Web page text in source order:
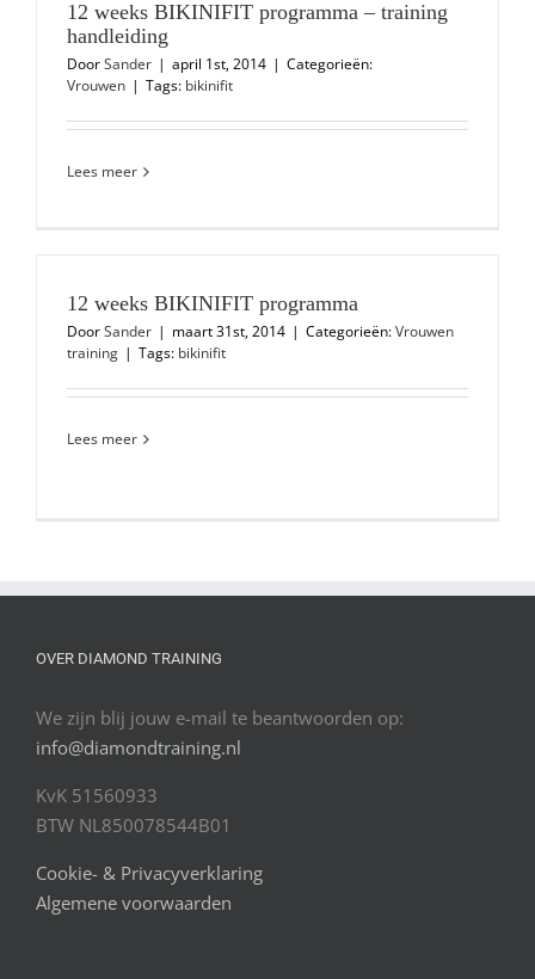
12 weeks BIKINIFIT programma – training
handleiding
DoorSander | april 1st, 2014 | Categorieën:
Vrouwen | Tags: bikinifit
Lees meer
12 weeks BIKINIFIT programma
DoorSander | maart 31st, 2014 | Categorieën:Vrouwen
training | Tags: bikinifit
Lees meer
OVER DIAMOND TRAINING
We zijn blij jouw e-mail te beantwoorden op:
info@diamondtraining.nl
KvK 51560933
BTW NL850078544B01
Cookie- & Privacyverklaring
Algemene voorwaarden